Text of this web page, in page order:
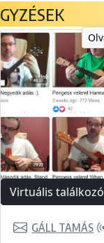
Virtuális
GÁLL TAMÁS